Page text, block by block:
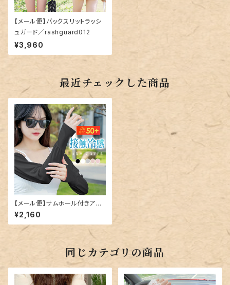
【メール便】バックスリットラッシ
ュガード／rashguard012
¥3,960
最近チェックした商品
【メール便】サムホール付きアー
ムカバー／glove175
¥2,160
同じカテゴリの商品